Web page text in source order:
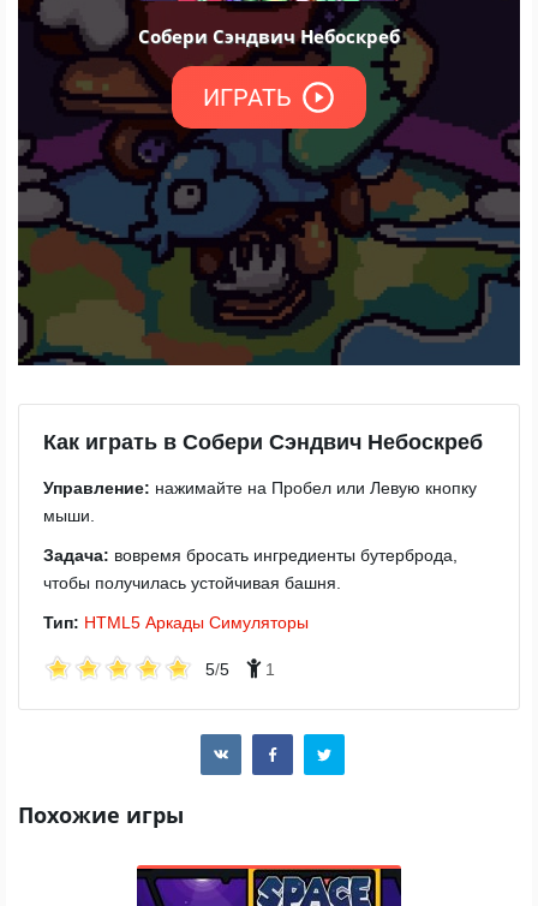
Как играть в Собери Сэндвич Небоскреб
Управление: нажимайте на Пробел или Левую кнопку
мыши.
Задача: вовремя бросать ингредиенты бутерброда,
чтобы получилась устойчивая башня.
Тип: HTML5 Аркады Симуляторы
5/5 1
Похожие игры